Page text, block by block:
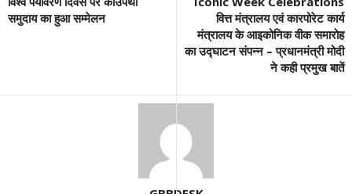
समुदाय का हुआ सम्मेलन
वित्त मंत्रालय एवं कारपोरेट कार्य
मंत्रालय के आइकोनिक वीक समारोह
का उद्घाटन संपन्न – प्रधानमंत्री मोदी
ने कही प्रमुख बातें